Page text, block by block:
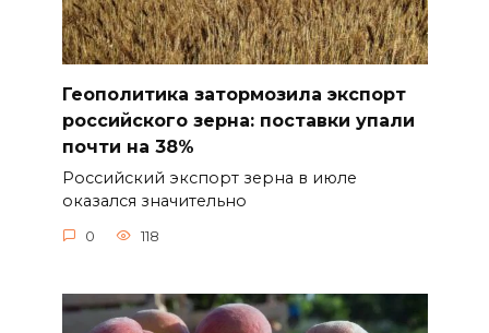
Геополитика затормозила экспорт
российского зерна: поставки упали
почти на 38%
Российский экспорт зерна в июле
оказался значительно
0 118